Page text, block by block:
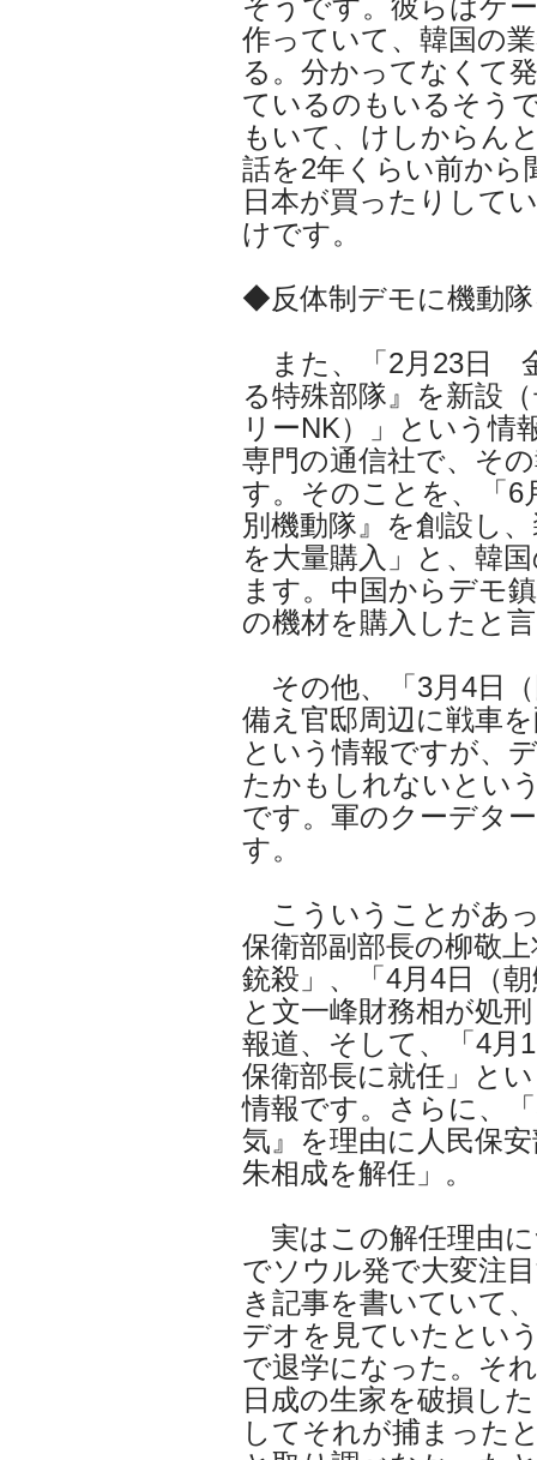
そうです。彼らはゲ
作っていて、韓国の
る。分かってなくて
ているのもいるそう
もいて、けしからん
話を2年くらい前か
日本が買ったりして
けです。
◆反体制デモに機動
また、「2月23日
る特殊部隊』を新設
リーNK）」という情
専門の通信社で、そ
す。そのことを、「6
別機動隊』を創設し
を大量購入」と、韓
ます。中国からデモ
の機材を購入したと
その他、「3月4日
備え官邸周辺に戦車
という情報ですが、
たかもしれないとい
です。軍のクーデタ
す。
こういうことがあ
保衛部副部長の柳敬
銃殺」、「4月4日（
と文一峰財務相が処
報道、そして、「4月
保衛部長に就任」と
情報です。さらに、
気』を理由に人民保
朱相成を解任」。
実はこの解任理由
でソウル発で大変注
き記事を書いていて
デオを見ていたとい
で退学になった。そ
日成の生家を破損し
してそれが捕まった